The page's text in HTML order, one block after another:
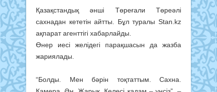
Қазақстандық әнші Төреғали Төреәлі
сахнадан кететін айтты. Бұл туралы Stan.kz
ақпарат агенттігі хабарлайды.
Өнер иесі желідегі парақшасын да жазба
жариялады.
“Болды. Мен бәрін тоқтаттым. Сахна.